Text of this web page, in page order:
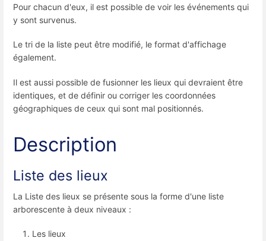
Pour chacun d'eux, il est possible de voir les événements qui
y sont survenus.
Le tri de la liste peut être modifié, le format d'affichage
également.
Il est aussi possible de fusionner les lieux qui devraient être
identiques, et de définir ou corriger les coordonnées
géographiques de ceux qui sont mal positionnés.
Description
Liste des lieux
La Liste des lieux se présente sous la forme d'une liste
arborescente à deux niveaux :
Les lieux